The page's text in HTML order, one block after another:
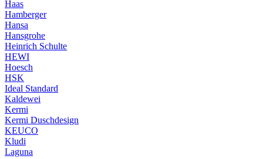
Haas
Hamberger
Hansa
Hansgrohe
Heinrich Schulte
HEWI
Hoesch
HSK
Ideal Standard
Kaldewei
Kermi
Kermi Duschdesign
KEUCO
Kludi
Laguna